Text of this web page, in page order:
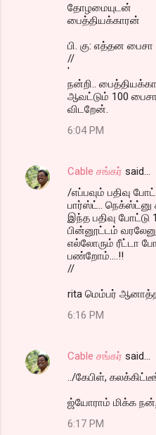
தோழமையுடன்
பைத்தியக்காரன்
பி. கு: எத்தன
//
'
நன்றி..
ஆவட்டும் 100
விடறேன்.
6:04 PM
Cable சங்கர் said…
/எப்பவும் பதிவு
பார்ஸ்ட்.. நெக்ஸ்ட்னு
இந்த பதிவு போட்டு
பின்னூட்டம்
எல்லோரும் ரீட்டா
பண்றோம்....!!
//
rita மெம்பர்
6:16 PM
Cable சங்கர் said…
../கேபிள்,
ஜ்யோராம் மிக்க
6:17 PM